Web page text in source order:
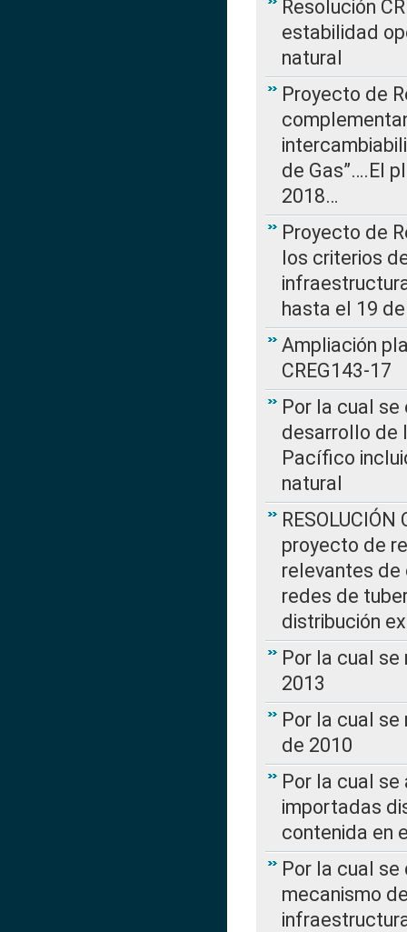
Resolución
estabilidad
natural
Proyecto de
de Gas”….El
2018…
Proyecto de
los criterios
hasta el 19
Ampliación
CREG143-17
Por la cual
desarrollo de
Pacífico
natural
proyecto de
relevantes de
redes de
distribución
Por la cual se
2013
Por la cual se
de 2010
Por la cual
importadas
contenida en
Por la cual se
mecanismo